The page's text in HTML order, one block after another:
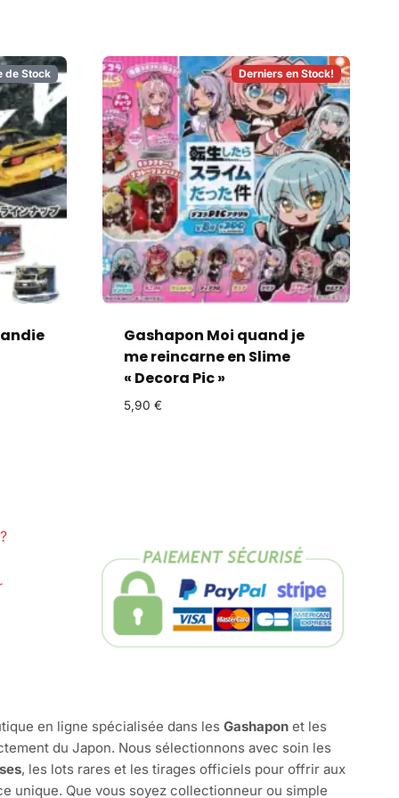
de Stock Derniers en Stock!
Gashapon Moi quand je
me reincarne en Slime
« Decora Pic »
5,90 €
en ligne spécialisée dans les Gashaponet les
du Japon. Nous sélectionnons avec soin les
, les lots rares et les tirages officiels pour offrir aux
unique. Que vous soyez collectionneur ou simple